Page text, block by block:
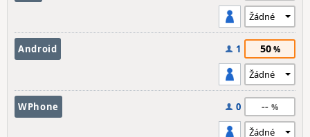
Android 1 50
WPhone 0 --